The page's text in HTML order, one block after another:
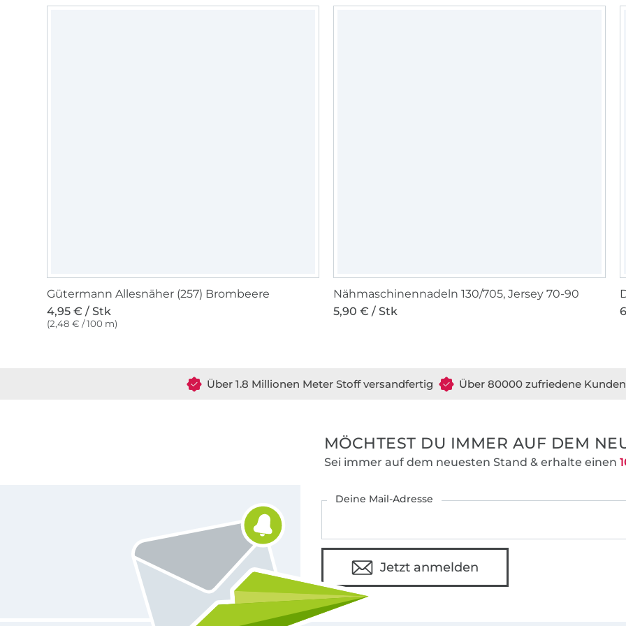
Gütermann Allesnäher (257) Brombeere
4,95 € / Stk
(2,48 € / 100 m)
Nähmaschinennadeln 130/705, Jersey 70-90
5,90 € / Stk
Über 1.8 Millionen Meter Stoff versandfertig Über 80000 zufriedene Kunden
MÖCHTEST DU IMMER AUF DEM
Sei immer auf dem neuesten Stand & erhalte einen
Deine Mail-Adresse
Jetzt anmelden